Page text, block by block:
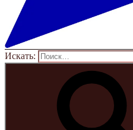
Искать: